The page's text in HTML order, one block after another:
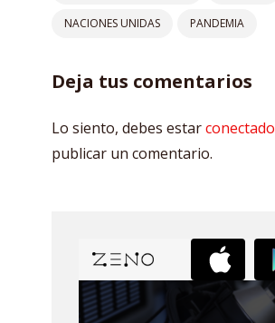
NACIONES UNIDAS PANDEMIA
Deja tus comentarios
Lo siento, debes estarconectado
publicar un comentario.